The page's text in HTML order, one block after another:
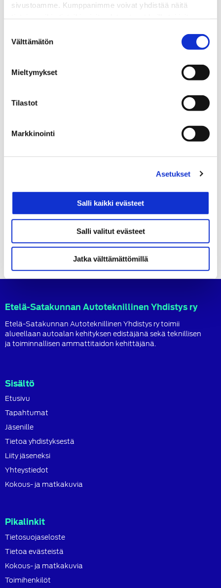
sivustoamme. Kumppanimme voivat yhdistää näitä
valinta
Välttämätön
Mieltymykset
Tilastot
Markkinointi
Asetukset
Salli kaikki evästeet
Salli valitut evästeet
Jatka välttämättömillä
ESATY-seniorit / Kotajärven auto-ja traktorimuseo
Kyläkartanolla!
Etelä-Satakunnan Autoteknillinen Yhdistys ry
Etelä-Satakunnan Autoteknillinen Yhdistys ry toimii
alueellaan autoalan kehityksen edistäjänä sekä teknillisen
ja toiminnallisen ammattitaidon kehittäjänä.
Sisältö
Etusivu
Tapahtumat
Jäsenille
Tietoa yhdistyksestä
Liity jäseneksi
Yhteystiedot
Kokous- ja matkakuvia
Pikalinkit
Tietosuojaseloste
Tietoa evästeistä
Kokous- ja matkakuvia
Toimihenkilöt